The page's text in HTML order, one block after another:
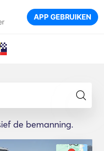
APP GEBRUIKEN
de bemanning.